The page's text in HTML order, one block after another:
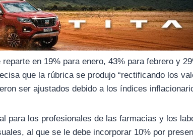
en 19% para enero, 43% para febrero y
que la rúbrica se produjo “rectificando los
ser ajustados debido a los índices
para los profesionales de las farmacias y los
al que se le debe incorporar 10% por